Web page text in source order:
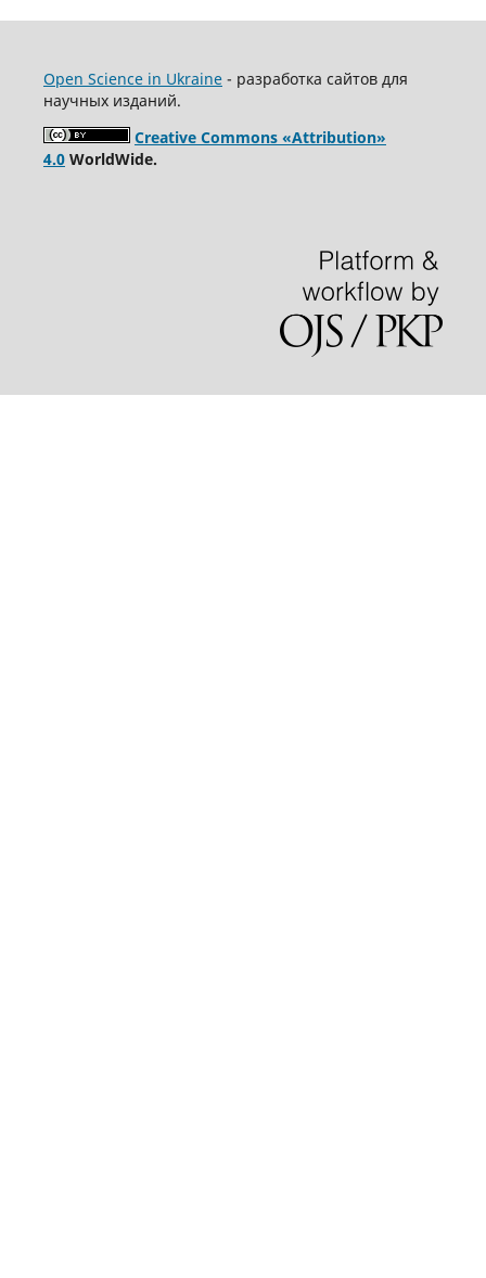
Open Science in Ukraine- разработка сайтов для
научных изданий.
Creative Commons «Attribution»
4.0WorldWide.